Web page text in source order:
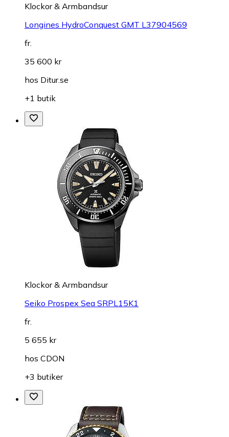
Klockor & Armbandsur
Longines HydroConquest GMT L37904569
fr.
35 600 kr
hos Ditur.se
+1 butik
Klockor & Armbandsur
Seiko Prospex Sea SRPL15K1
fr.
5 655 kr
hos CDON
+3 butiker